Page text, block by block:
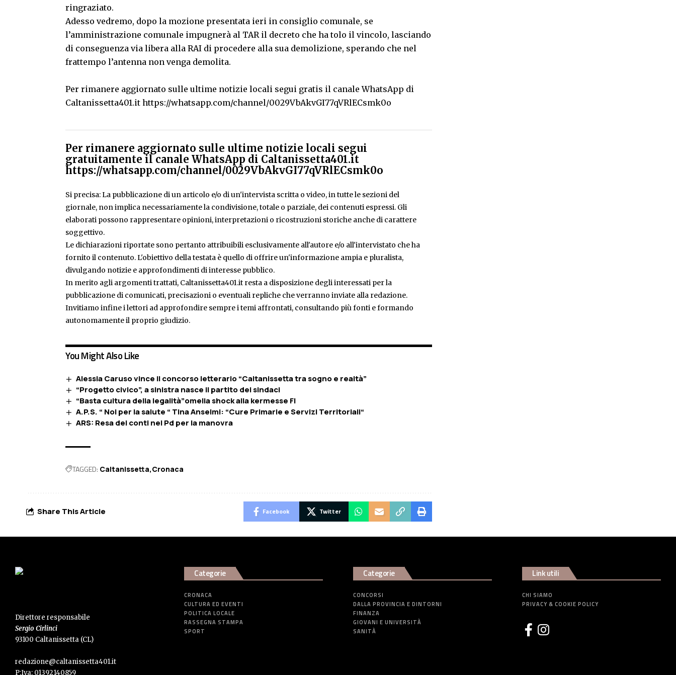
ringraziato.
Adesso vedremo, dopo la mozione presentata ieri in consiglio comunale, se
l’amministrazione comunale impugnerà al TAR il decreto che ha tolo il vincolo, lasciando
di conseguenza via libera alla RAI di procedere alla sua demolizione, sperando che nel
frattempo l’antenna non venga demolita.
Per rimanere aggiornato sulle ultime notizie locali segui gratis il canale WhatsApp di
Caltanissetta401.it https://whatsapp.com/channel/0029VbAkvGI77qVRlECsmk0o
Per rimanere aggiornato sulle ultime notizie locali segui
gratuitamente il canale WhatsApp di Caltanissetta401.it
https://whatsapp.com/channel/0029VbAkvGI77qVRlECsmk0o
Si precisa: La pubblicazione di un articolo e/o di un'intervista scritta o video, in tutte le sezioni del
giornale, non implica necessariamente la condivisione, totale o parziale, dei contenuti espressi. Gli
elaborati possono rappresentare opinioni, interpretazioni o ricostruzioni storiche anche di carattere
soggettivo.
Le dichiarazioni riportate sono pertanto attribuibili esclusivamente all'autore e/o all'intervistato che ha
fornito il contenuto. L'obiettivo della testata è quello di offrire un'informazione ampia e pluralista,
divulgando notizie e approfondimenti di interesse pubblico.
In merito agli argomenti trattati, Caltanissetta401.it resta a disposizione degli interessati per la
pubblicazione di comunicati, precisazioni o eventuali repliche che verranno inviate alla redazione.
Invitiamo infine i lettori ad approfondire sempre i temi affrontati, consultando più fonti e formando
autonomamente il proprio giudizio.
You Might Also Like
Alessia Caruso vince il concorso letterario “Caltanissetta tra sogno e realtà”
“Progetto civico”, a sinistra nasce il partito dei sindaci
“Basta cultura della legalità”omelia shock alla kermesse FI
A.P.S. “ Noi per la salute “ Tina Anselmi: “Cure Primarie e Servizi Territoriali“
ARS: Resa dei conti nel Pd per la manovra
TAGGED: Caltanissetta Cronaca
Share This Article Facebook Twitter
Direttore responsabile
Sergio Cirlinci
93100 Caltanissetta (CL)
redazione@caltanissetta401.it
P:Iva: 01392140859
Categorie
CRONACA
CULTURA ED EVENTI
POLITICA LOCALE
RASSEGNA STAMPA
SPORT
Categorie
CONCORSI
DALLA PROVINCIA E DINTORNI
FINANZA
GIOVANI E UNIVERSITÀ
SANITÀ
Link utili
CHI SIAMO
PRIVACY & COOKIE POLICY